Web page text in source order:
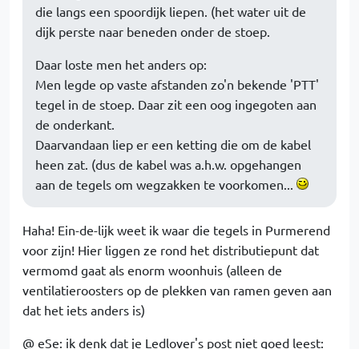
die langs een spoordijk liepen. (het water uit de
dijk perste naar beneden onder de stoep.
Daar loste men het anders op:
Men legde op vaste afstanden zo'n bekende 'PTT'
tegel in de stoep. Daar zit een oog ingegoten aan
de onderkant.
Daarvandaan liep er een ketting die om de kabel
heen zat. (dus de kabel was a.h.w. opgehangen
aan de tegels om wegzakken te voorkomen...
Haha! Ein-de-lijk weet ik waar die tegels in Purmerend
voor zijn! Hier liggen ze rond het distributiepunt dat
vermomd gaat als enorm woonhuis (alleen de
ventilatieroosters op de plekken van ramen geven aan
dat het iets anders is)
@ eSe: ik denk dat je Ledlover's post niet goed leest: